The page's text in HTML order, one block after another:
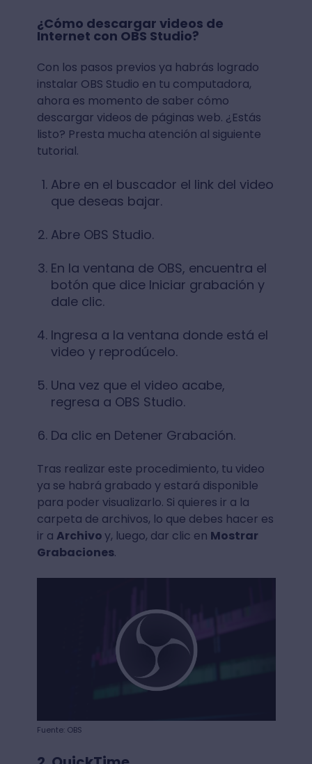
¿Cómo descargar videos de
Internet con OBS Studio?
Con los pasos previos ya habrás logrado
instalar OBS Studio en tu computadora,
ahora es momento de saber cómo
descargar videos de páginas web. ¿Estás
listo? Presta mucha atención al siguiente
tutorial.
Abre en el buscador el link del video
que deseas bajar.
Abre OBS Studio.
En la ventana de OBS, encuentra el
botón que dice Iniciar grabación y
dale clic.
Ingresa a la ventana donde está el
video y reprodúcelo.
Una vez que el video acabe,
regresa a OBS Studio.
Da clic en Detener Grabación.
Tras realizar este procedimiento, tu video
ya se habrá grabado y estará disponible
para poder visualizarlo. Si quieres ir a la
carpeta de archivos, lo que debes hacer es
ir a Archivoy, luego, dar clic en Mostrar
Grabaciones.
Fuente: OBS